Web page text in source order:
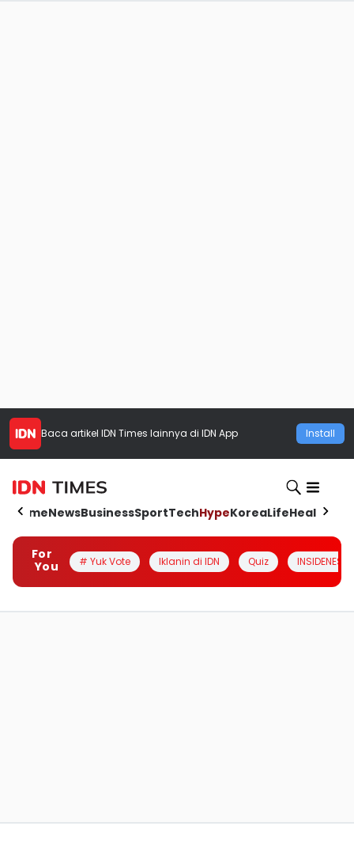
Baca artikel IDN Times lainnya di IDN App Install
HomeNewsBusinessSportTechHypeKoreaLifeHealth
For
You
# Yuk Vote Iklanin di IDN Quiz INSIDENESIA